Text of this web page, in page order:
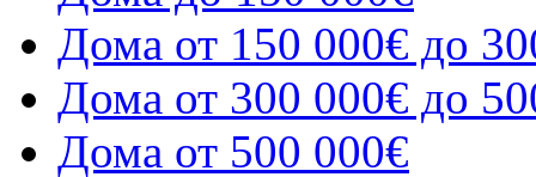
Дома от 150 000€ до
Дома от 300 000€ до
Дома от 500 000€